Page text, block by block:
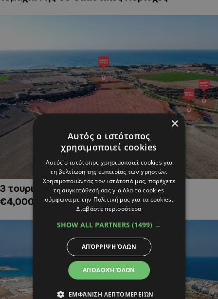
3 τουριστικά χωράφια στην Αλαμινό,
€4,000,000
×
Αυτός ο ιστότοπος
χρησιμοποιεί cookies
Αυτός ο ιστότοπος χρησιμοποιεί cookies για
τη βελτίωση της εμπειρίας των χρηστών.
Χρησιμοποιώντας τον ιστότοπό μας, παρέχετε
τη συγκατάθεσή σας για όλα τα cookies
σύμφωνα με την Πολιτική μας για τα cookies.
Διαβάστε περισσότερα
SHOW ALL PARTNERS (1499) →
ΑΠΟΔΟΧΉ ΌΛΩΝ
ΑΠΌΡΡΙΨΗ ΌΛΩΝ
ΕΜΦΆΝΙΣΗ ΛΕΠΤΟΜΕΡΕΙΏΝ